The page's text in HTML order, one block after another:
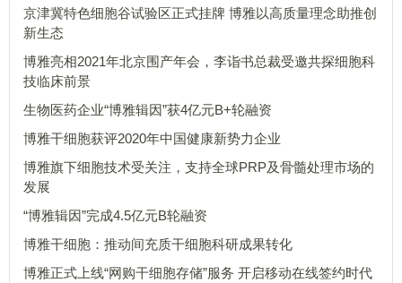
京津冀特色细胞谷试验区正式挂牌 博雅以高质量理念助推创
新生态
博雅亮相2021年北京围产年会，李诣书总裁受邀共探细胞科
技临床前景
生物医药企业“博雅辑因”获4亿元B+轮融资
博雅干细胞获评2020年中国健康新势力企业
博雅旗下细胞技术受关注，支持全球PRP及骨髓处理市场的
发展
“博雅辑因”完成4.5亿元B轮融资
博雅干细胞：推动间充质干细胞科研成果转化
博雅正式上线“网购干细胞存储”服务 开启移动在线签约时代